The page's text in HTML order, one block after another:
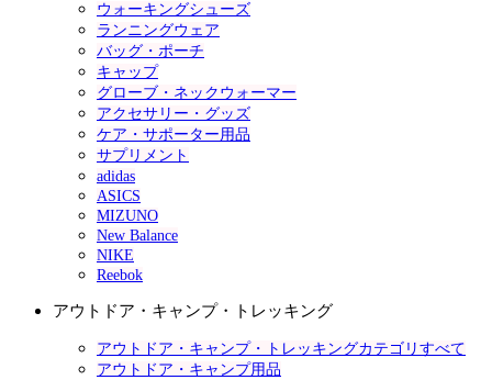
ウォーキングシューズ
ランニングウェア
バッグ・ポーチ
キャップ
グローブ・ネックウォーマー
アクセサリー・グッズ
ケア・サポーター用品
サプリメント
adidas
ASICS
MIZUNO
New Balance
NIKE
Reebok
アウトドア・キャンプ・トレッキング
アウトドア・キャンプ・トレッキングカテゴリすべて
アウトドア・キャンプ用品